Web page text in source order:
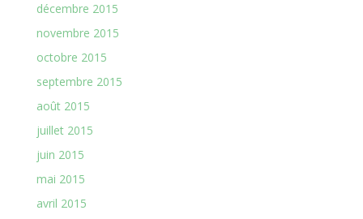
décembre 2015
novembre 2015
octobre 2015
septembre 2015
août 2015
juillet 2015
juin 2015
mai 2015
avril 2015